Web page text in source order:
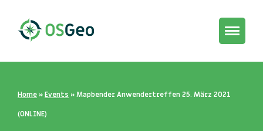
Toggle
Home »Events »Mapbender Anwendertreffen 25. März 2021
(ONLINE)